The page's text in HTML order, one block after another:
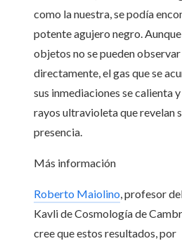
como la nuestra, se podía
potente agujero negro.
objetos no se pueden observar
directamente, el gas que se
sus inmediaciones se calienta
rayos ultravioleta que revelan
presencia.
Más información
Roberto Maiolino, profesor
Kavli de Cosmología de
cree que estos resultados, por